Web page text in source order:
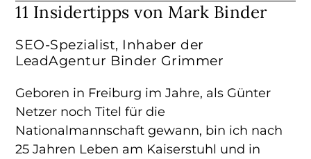
11 Insidertipps von Mark Binder
SEO-Spezialist, Inhaber der
LeadAgentur Binder Grimmer
Geboren in Freiburg im Jahre, als Günter
Netzer noch Titel für die
Nationalmannschaft gewann, bin ich nach
25 Jahren Leben am Kaiserstuhl und in